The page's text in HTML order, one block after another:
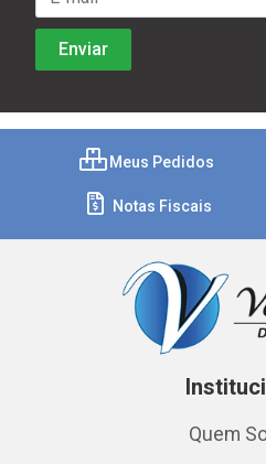
Meus Pedidos
Notas Fiscais
Quem